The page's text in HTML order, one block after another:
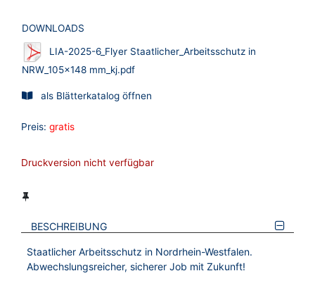
DOWNLOADS
LIA-2025-6_Flyer Staatlicher_Arbeitsschutz in
NRW_105x148 mm_kj.pdf
als Blätterkatalog öffnen
Preis: gratis
Druckversion nicht verfügbar
BESCHREIBUNG
Staatlicher Arbeitsschutz in Nordrhein-Westfalen.
Abwechslungsreicher, sicherer Job mit Zukunft!